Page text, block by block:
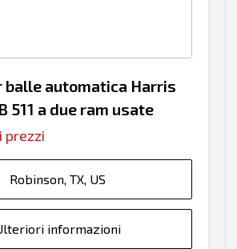
balle automatica Harris
511 a due ram usate
prezzi
Robinson, TX, US
informazioni